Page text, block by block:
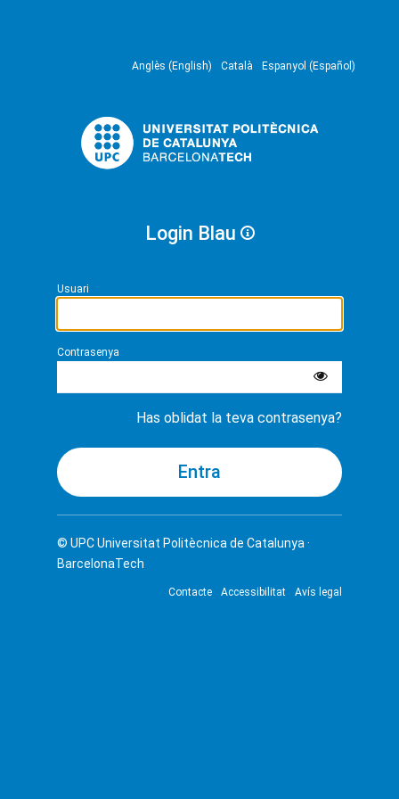
Anglès (English) Català Espanyol (Español)
Login Blau
Usuari
Contrasenya
Has oblidat la teva contrasenya?
© UPCUniversitat Politècnica de Catalunya ·
BarcelonaTech
Contacte Accessibilitat Avís legal